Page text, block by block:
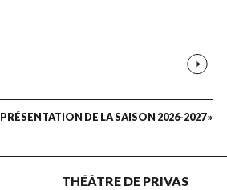
PRÉSENTATION DE LA SAISON 2026-2027 »
THÉÂTRE DE PRIVAS